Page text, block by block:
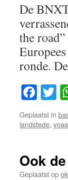
De
the
ronde.
Geplaatst in
landstede,
Ook
Geplaatst op